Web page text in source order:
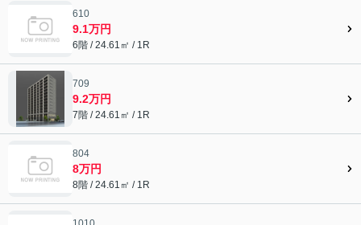
610
9.1万円
6階 / 24.61㎡ / 1R
709
9.2万円
7階 / 24.61㎡ / 1R
804
8万円
8階 / 24.61㎡ / 1R